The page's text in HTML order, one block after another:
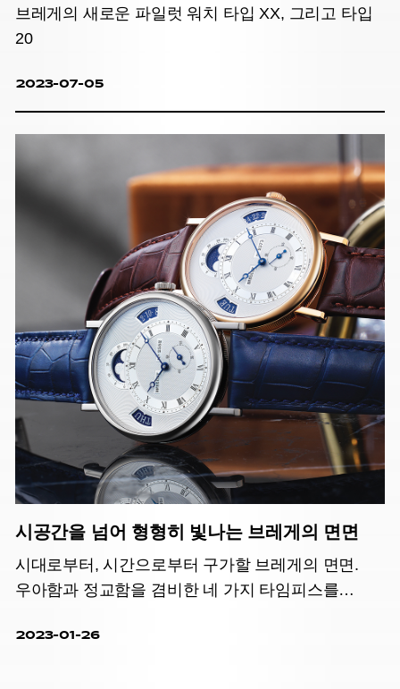
브레게의 새로운 파일럿 워치 타입 XX, 그리고 타입
20
2023-07-05
시공간을 넘어 형형히 빛나는 브레게의 면면
시대로부터, 시간으로부터 구가할 브레게의 면면.
우아함과 정교함을 겸비한 네 가지 타임피스를
2023-01-26